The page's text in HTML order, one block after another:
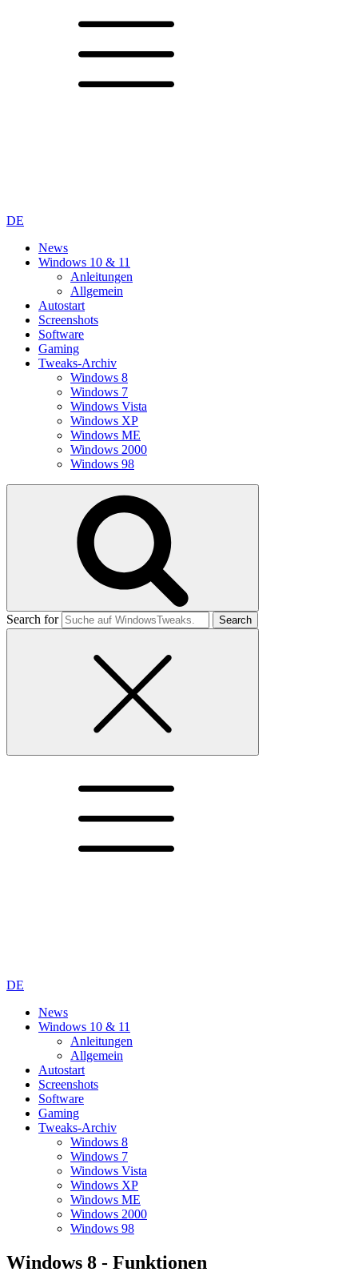
DE
News
Windows 10 & 11
Anleitungen
Allgemein
Autostart
Screenshots
Software
Gaming
Tweaks-Archiv
Windows 8
Windows 7
Windows Vista
Windows XP
Windows ME
Windows 2000
Windows 98
Search for
DE
News
Windows 10 & 11
Anleitungen
Allgemein
Autostart
Screenshots
Software
Gaming
Tweaks-Archiv
Windows 8
Windows 7
Windows Vista
Windows XP
Windows ME
Windows 2000
Windows 98
Windows 8 - Funktionen